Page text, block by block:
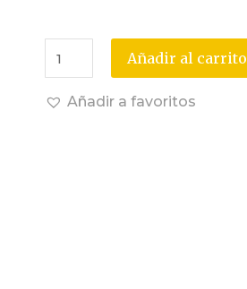
Añadir al carrito
Añadir a favoritos